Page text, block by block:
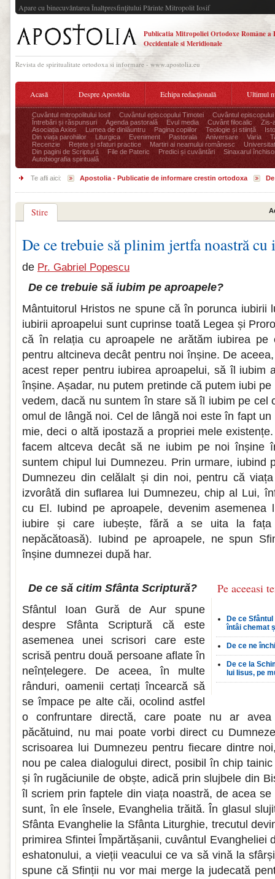
Apare cu binecuvântarea Înaltpresfinţitului Părinte Mitropolit Iosif
Publicatia Mitropoliei Ortodoxe Române a
Occidentale si Meridionale
Revista de spiritualitate ortodoxa si informare - www.apostolia.eu
Acasă Despre Apostolia Echipa redacțională Ultimul
Cuvântul mitropolitului Iosif Cuvântul episcopului Timotei
Cuvântul episcopului
Întrebări și răspunsuri
Agenda pastorală Evul media Cuvânt filocalic
Zis-
Asociația Axios
Lumea de dinlăuntru Pagina copiilor Teologie și stiință
Din viața parohiilor
Liturgica Eveniment Pastorala Aniversare Varia
Recenzie
Rețete și sfaturi practice Martiri ai neamului românesc
Din pagini de Scriptură
File de Pateric Predici și cuvântări
Sinaxarul
Autobiografia spirituală
Te afli aici: Apostolia - Publicatie de informare crestin ortodoxa
Stire
De ce trebuie să plinim jertfa noastră cu
de Pr. Gabriel Popescu
De ce trebuie să iubim pe aproapele?
Mântuitorul Hristos ne spune că în porunca iubirii
iubirii aproapelui sunt cuprinse toată Legea și
că în relația cu aproapele ne arătăm iubirea pe
pentru altcineva decât pentru noi înșine. De
acest reper pentru iubirea aproapelui, să îl iubim
înșine. Așadar, nu putem pretinde că putem iubi
vedem, dacă nu suntem în stare să îl iubim pe cel
omul de lângă noi. Cel de lângă noi este în fapt
mie, deci o altă ipostază a propriei mele
facem altceva decât să ne iubim pe noi înșine
suntem chipul lui Dumnezeu. Prin urmare, iubind
Dumnezeu din celălalt și din noi, pentru că
izvorâtă din suflarea lui Dumnezeu, chip al Lui,
cu El. Iubind pe aproapele, devenim asemenea
iubire și care iubește, fără a se uita la fața
nepăcătoasă). Iubind pe aproapele, ne spun
înșine dumnezei după har.
Pe aceeasi
De ce
întâi chemat
De ce ne
De ce la
lui Iisus, pe
De ce să citim Sfânta Scriptură?
Sfântul Ioan Gură de Aur spune
despre Sfânta Scriptură că este
asemenea unei scrisori care este
scrisă pentru două persoane aflate în
neînțelegere. De aceea, în multe
rânduri, oamenii certați încearcă să
se împace pe alte căi, ocolind astfel
o confruntare directă, care poate nu ar avea
păcătuind, nu mai poate vorbi direct cu
scrisoarea lui Dumnezeu pentru fiecare dintre
nou pe calea dialogului direct, posibil în chip
și în rugăciunile de obște, adică prin slujbele din
îl scriem prin faptele din viața noastră, de acea
sunt, în ele însele, Evanghelia trăită. În glasul
Sfânta Evanghelie la Sfânta Liturghie, trecutul
primirea Sfintei Împărtășanii, cuvântul Evangheliei
eshatonului, a vieții veacului ce va să vină la
spune că Sfinții nu vor mai merge la judecată